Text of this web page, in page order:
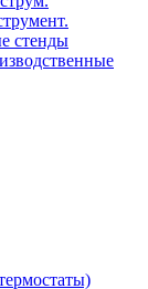
стенды